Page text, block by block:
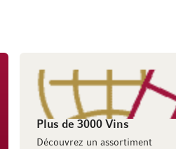
Plus de 3000 Vins
Découvrez un assortiment